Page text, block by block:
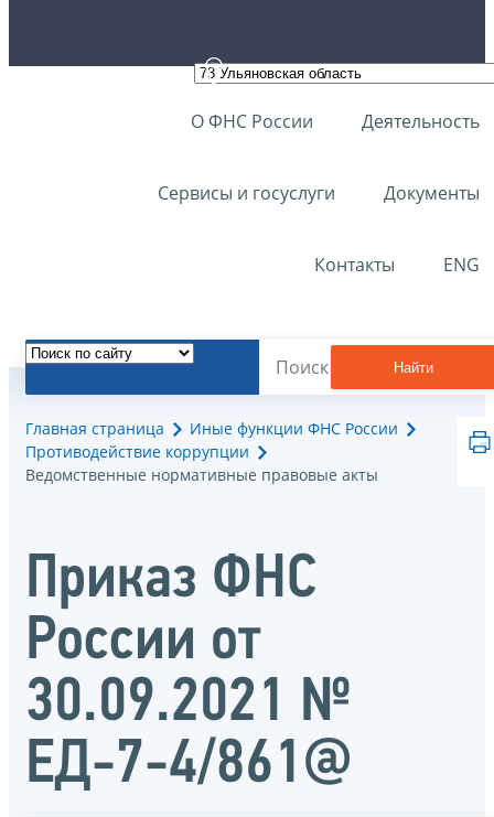
О ФНС России Деятельность
Сервисы и госуслуги Документы
Контакты ENG
Найти
Главная страница
Иные функции ФНС России
Противодействие коррупции
Ведомственные нормативные правовые акты
Приказ ФНС
России от
30.09.2021 №
ЕД-7-4/861@